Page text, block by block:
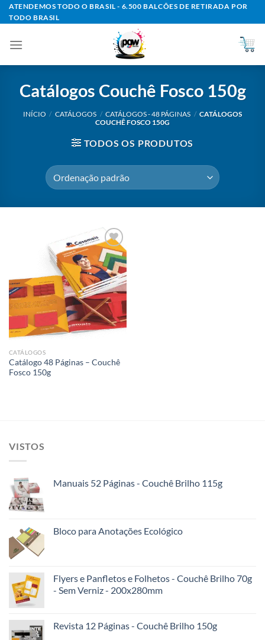
Skip
to
ATENDEMOS TODO O BRASIL - 6.500 BALCÕES DE RETIRADA POR
TODO BRASIL
Catálogos Couchê Fosco 150g
INÍCIO / CATÁLOGOS / CATÁLOGOS - 48 PÁGINAS / CATÁLOGOS
COUCHÊ FOSCO 150G
TODOS OS PRODUTOS
Add to
wishlist
CATÁLOGOS
Catálogo 48 Páginas – Couchê
Fosco 150g
VISTOS
Manuais 52 Páginas - Couchê Brilho 115g
Bloco para Anotações Ecológico
Flyers e Panfletos e Folhetos - Couchê Brilho 70g
- Sem Verniz - 200x280mm
Revista 12 Páginas - Couchê Brilho 150g